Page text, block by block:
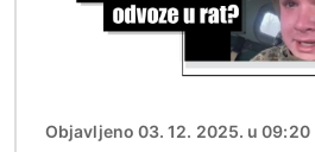
Objavljeno 03. 12. 2025. u 09:20